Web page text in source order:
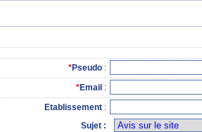
*Pseudo :
*Email :
Etablissement :
Sujet :